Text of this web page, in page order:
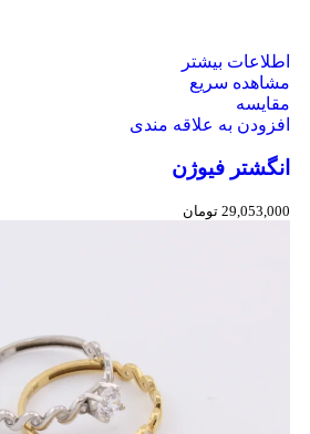
اطلاعات بیشتر
مشاهده سریع
مقایسه
افزودن به علاقه مندی
انگشتر فیوژن
29,053,000 تومان